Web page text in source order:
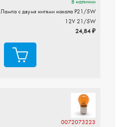
В наличии
Лампа с двумя нитями накала P21/5W
12V 21/5W
24,84 ₽
0072073223